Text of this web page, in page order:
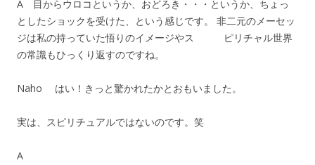
A 目からウロコというか、おどろき・・・というか、ちょっ
としたショックを受けた、という感じです。 非二元のメーセッ
ジは私の持っていた悟りのイメージやス ピリチャル世界
の常識もひっくり返すのですね。
Naho はい！きっと驚かれたかとおもいました。
実は、スピリチュアルではないのです。笑
A